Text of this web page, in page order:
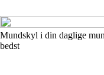
Mundskyl i din daglige
bedst